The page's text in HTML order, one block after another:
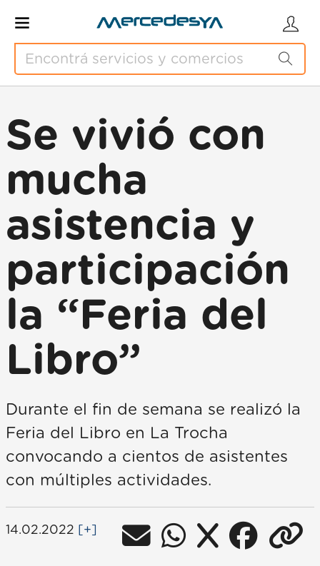
Se vivió con
mucha
asistencia y
participación
la “Feria del
Libro”
Durante el fin de semana se realizó la
Feria del Libro en La Trocha
convocando a cientos de asistentes
con múltiples actividades.
14.02.2022 [+]